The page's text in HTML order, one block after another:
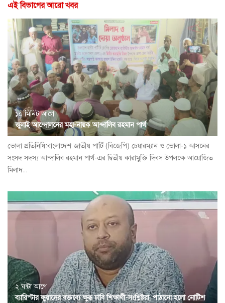
এই বিভাগের আরো খবর
১০ মিনিট আগে
জুলাই আন্দোলনের মহা-নায়ক আন্দালিব রহমান পার্থ
ভোলা প্রতিনিধি:বাংলাদেশ জাতীয় পার্টি (বিজেপি) চেয়ারম্যান ও ভোলা-১ আসনের
সংসদ সদস্য আন্দালিব রহমান পার্থ-এর দ্বিতীয় কারামুক্তি দিবস উপলক্ষে আয়োজিত
মিলাদ...
২ ঘন্টা আগে
ব্যারিস্টার ফুয়াদের বক্তব্যে ক্ষুব্ধ ঢাবি শিক্ষার্থী-সংশ্লিষ্টরা, পাঠানো হলো নোটিশ